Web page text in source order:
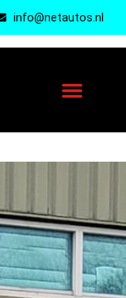
info@netautos.nl